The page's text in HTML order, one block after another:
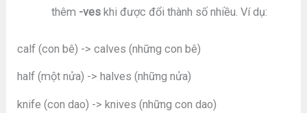
thêm -ves khi được đổi thành số nhiều. Ví dụ:
calf (con bê) -> calves (những con bê)
half (một nửa) -> halves (những nửa)
knife (con dao) -> knives (những con dao)